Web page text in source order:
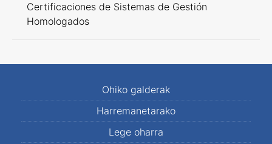
Certificaciones de Sistemas de Gestión
Homologados
Ohiko galderak
Harremanetarako
Lege oharra